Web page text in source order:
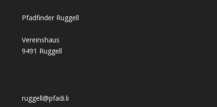
Pfadfinder Ruggell
Vereinshaus
9491 Ruggell
ruggell@pfadi.li